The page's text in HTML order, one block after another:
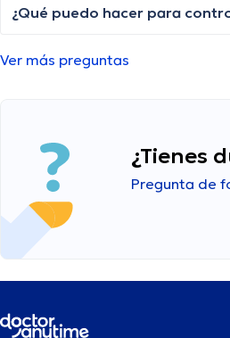
Ver más preguntas
¿Tienes
Pregunta de